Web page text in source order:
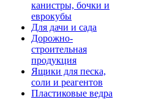
канистры, бочки и
еврокубы
Для дачи и сада
Дорожно-
строительная
продукция
Ящики для песка,
соли и реагентов
Пластиковые ведра